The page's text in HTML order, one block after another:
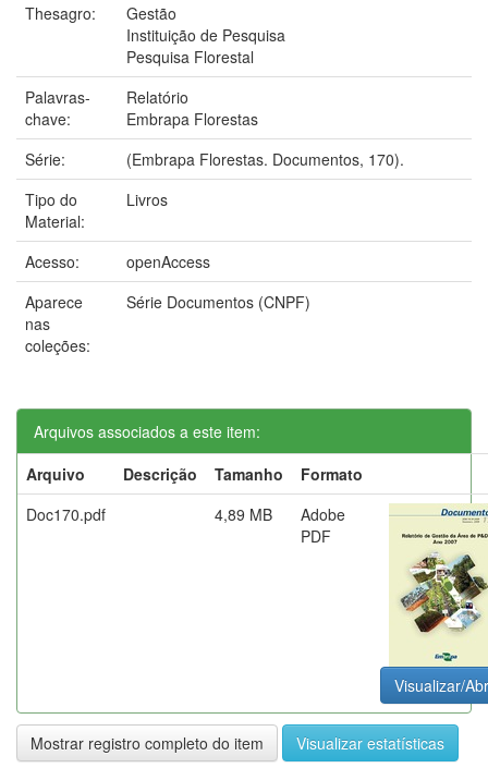
Thesagro:
Gestão
Instituição de Pesquisa
Pesquisa Florestal
Palavras-
chave:
Relatório
Embrapa Florestas
Série:
(Embrapa Florestas. Documentos, 170).
Tipo do
Material:
Livros
Acesso:
openAccess
Aparece
nas
coleções:
Série Documentos (CNPF)
Arquivos associados a este item:
Arquivo
Descrição Tamanho
Formato
Doc170.pdf
4,89 MB
Adobe
PDF
Visualizar/
Mostrar registro completo do item Visualizar estatísticas